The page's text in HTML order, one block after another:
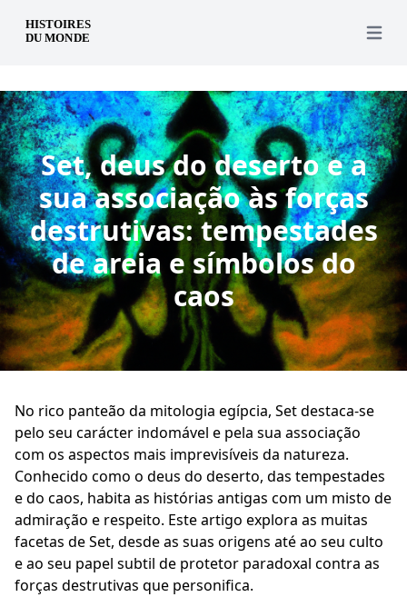
pt Open
Set, deus do deserto e a
sua associação às forças
destrutivas: tempestades
de areia e símbolos do
caos
No rico panteão da mitologia egípcia, Set destaca-se
pelo seu carácter indomável e pela sua associação
com os aspectos mais imprevisíveis da natureza.
Conhecido como o deus do deserto, das tempestades
e do caos, habita as histórias antigas com um misto de
admiração e respeito. Este artigo explora as muitas
facetas de Set, desde as suas origens até ao seu culto
e ao seu papel subtil de protetor paradoxal contra as
forças destrutivas que personifica.